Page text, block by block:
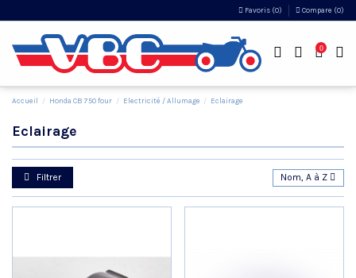
Favoris (0) Compare (0)
0
Accueil Honda CB 750 four Electricité / Allumage Eclairage
Eclairage
Filtrer Nom, A à Z